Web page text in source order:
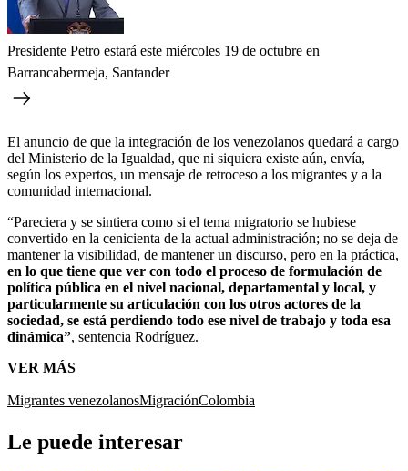
Presidente Petro estará este miércoles 19 de octubre en
Barrancabermeja, Santander
El anuncio de que la integración de los venezolanos quedará a cargo
del Ministerio de la Igualdad, que ni siquiera existe aún, envía,
según los expertos, un mensaje de retroceso a los migrantes y a la
comunidad internacional.
“Pareciera y se sintiera como si el tema migratorio se hubiese
convertido en la cenicienta de la actual administración; no se deja de
mantener la visibilidad, de mantener un discurso, pero en la práctica,
en lo que tiene que ver con todo el proceso de formulación de
política pública en el nivel nacional, departamental y local, y
particularmente su articulación con los otros actores de la
sociedad, se está perdiendo todo ese nivel de trabajo y toda esa
dinámica”, sentencia Rodríguez.
VER MÁS
Migrantes venezolanosMigraciónColombia
Le puede interesar